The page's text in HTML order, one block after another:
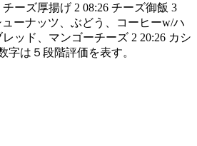
ーズ厚揚げ 2 08:26 チーズ御飯 3
ューナッツ、ぶどう、コーヒーw/ハ
ッド、マンゴーチーズ 2 20:26 カシ
字は５段階評価を表す。